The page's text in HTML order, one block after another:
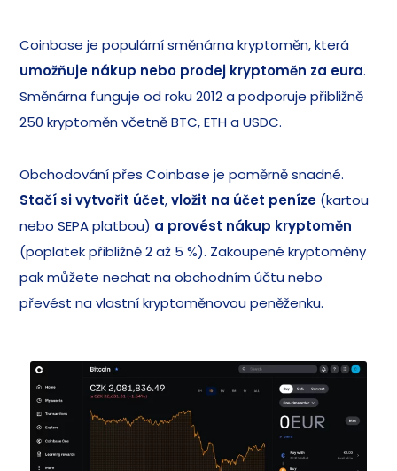
Coinbase je populární směnárna kryptoměn, která
umožňuje nákup nebo prodej kryptoměn za eura.
Směnárna funguje od roku 2012 a podporuje přibližně
250 kryptoměn včetně BTC, ETH a USDC.
Obchodování přes Coinbase je poměrně snadné.
Stačí si vytvořit účet,vložit na účet peníze (kartou
nebo SEPA platbou) a provést nákup kryptoměn
(poplatek přibližně 2 až 5 %). Zakoupené kryptoměny
pak můžete nechat na obchodním účtu nebo
převést na vlastní kryptoměnovou peněženku.